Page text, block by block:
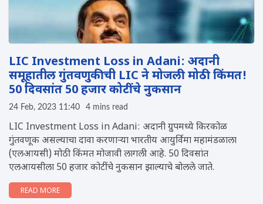
LIC Investment Loss in Adani: अदानी
समूहातील गुंतवणुकीची LIC ने मोजली मोठी किंमत!
50 दिवसांत 50 हजार कोटींचे नुकसान
24 Feb, 2023 11:40 4 mins read
LIC Investment Loss in Adani: अदानी ग्रुपमध्ये किरकोळ
गुंतवणूक असल्याचा दावा करणाऱ्या भारतीय आयुर्विमा महामंडळाला
(एलआयसी) मोठी किंमत मोजावी लागली आहे. 50 दिवसांत
एलआयसीला 50 हजार कोटींचे नुकसान झाल्याचे बोलले जाते.
READ MORE